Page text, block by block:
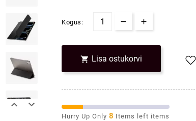
 
Kogus:
 Lisa ostukorvi
Hurry Up Only 8 Items left items